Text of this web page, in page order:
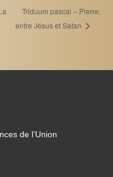
Triduum pascal – Pierre,
entre Jésus et Satan
de l’Union